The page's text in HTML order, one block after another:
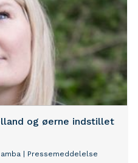
og øerne indstillet
Pressemeddelelse